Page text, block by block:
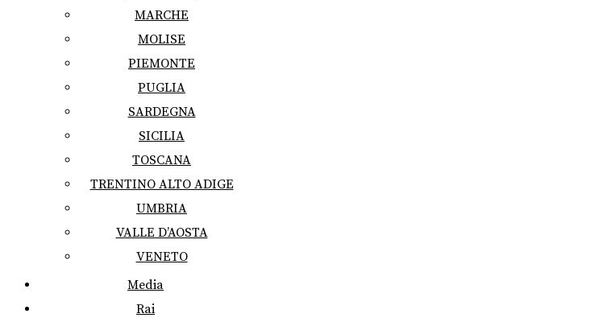
MARCHE
MOLISE
PIEMONTE
PUGLIA
SARDEGNA
SICILIA
TOSCANA
TRENTINO ALTO ADIGE
UMBRIA
VALLE D’AOSTA
VENETO
Media
Rai